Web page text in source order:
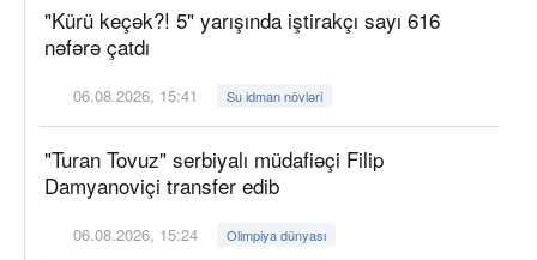
"Kürü keçək?! 5" yarışında iştirakçı sayı 616
nəfərə çatdı
06.08.2026, 15:41 Su idman növləri
"Turan Tovuz" serbiyalı müdafiəçi Filip
Damyanoviçi transfer edib
06.08.2026, 15:24 Olimpiya dünyası